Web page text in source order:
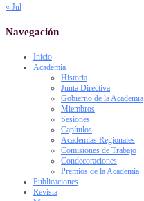
« Jul
Navegación
Inicio
Academia
Historia
Junta Directiva
Gobierno de la Academia
Miembros
Sesiones
Capítulos
Academias Regionales
Comisiones de Trabajo
Condecoraciones
Premios de la Academia
Publicaciones
Revista